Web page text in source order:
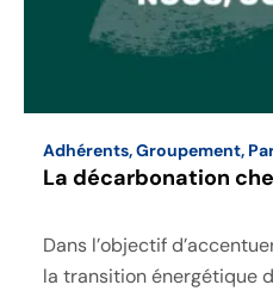
Adhérents,Groupement,
La décarbonation
Dans l’objectif
la transition énergétique